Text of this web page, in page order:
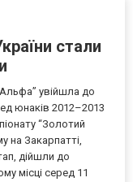
стали
увійшла до
юнаків 2012–2013
“Золотий
на Закарпатті,
дійшли до
місці серед 11